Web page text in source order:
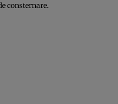
consternare.